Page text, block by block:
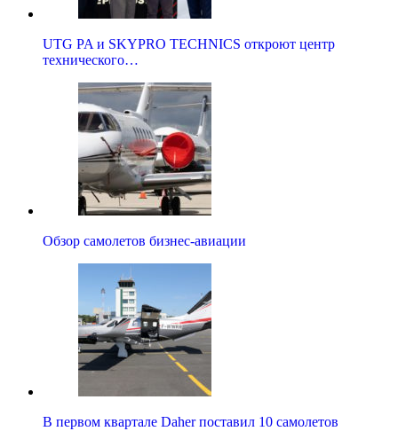
UTG PA и SKYPRO TECHNICS откроют центр
технического…
Обзор самолетов бизнес-авиации
В первом квартале Daher поставил 10 самолетов